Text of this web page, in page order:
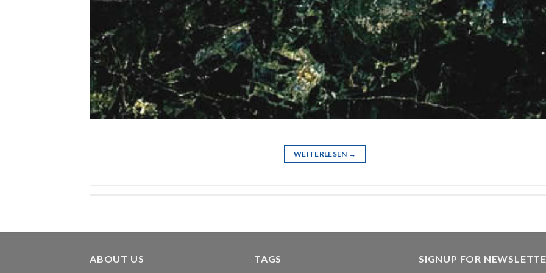
WEITERLESEN →
ABOUT US TAGS SIGNUP FOR